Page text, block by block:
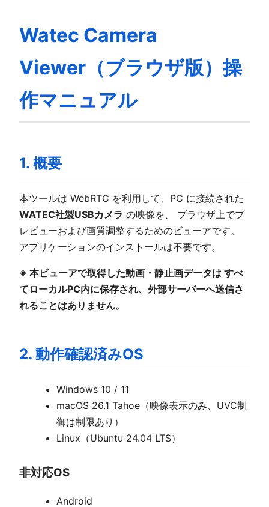
Watec Camera
Viewer（ブラウザ版）操
作マニュアル
1. 概要
本ツールは WebRTC を利用して、PC に接続された
WATEC社製USBカメラ の映像を、 ブラウザ上でプ
レビューおよび画質調整するためのビューアです。
アプリケーションのインストールは不要です。
※ 本ビューアで取得した動画・静止画データは すべ
てローカルPC内に保存され、外部サーバーへ送信さ
れることはありません。
2. 動作確認済みOS
Windows 10 / 11
macOS 26.1 Tahoe（映像表示のみ、UVC制
御は制限あり）
Linux（Ubuntu 24.04 LTS）
非対応OS
Android